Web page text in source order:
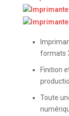
formats
Finition
Toute